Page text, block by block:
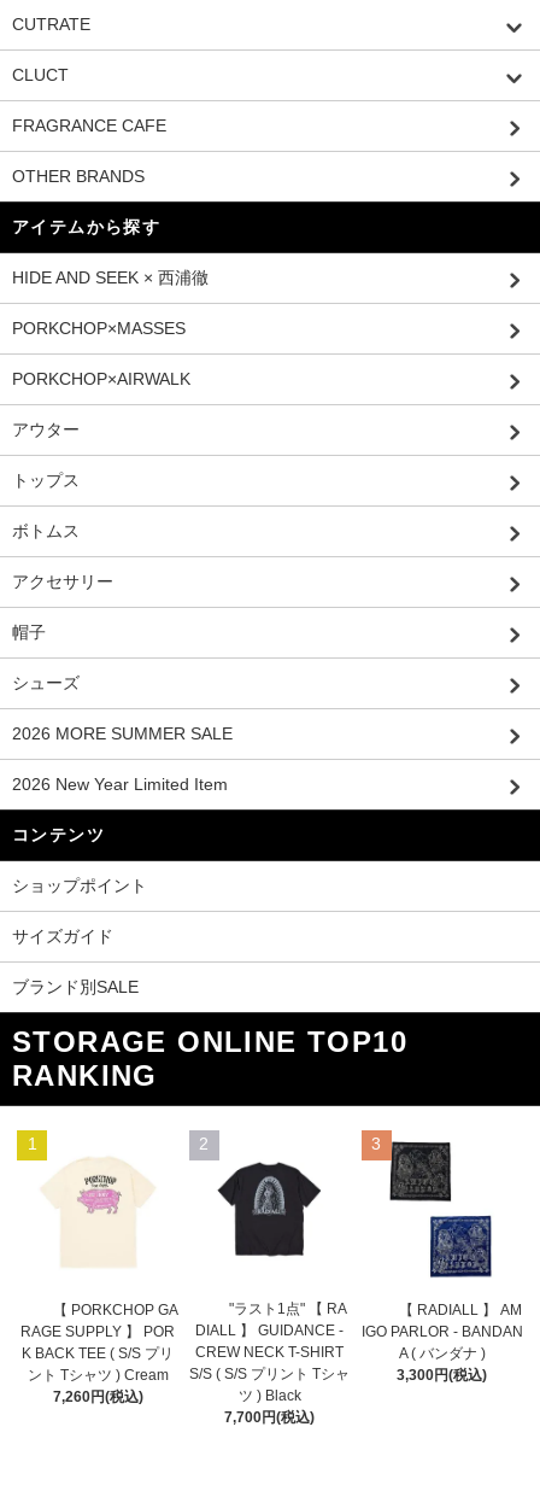
CUTRATE
CLUCT
FRAGRANCE CAFE
OTHER BRANDS
アイテムから探す
HIDE AND SEEK × 西浦徹
PORKCHOP×MASSES
PORKCHOP×AIRWALK
アウター
トップス
ボトムス
アクセサリー
帽子
シューズ
2026 MORE SUMMER SALE
2026 New Year Limited Item
コンテンツ
ショップポイント
サイズガイド
ブランド別SALE
STORAGE ONLINE TOP10
RANKING
1
【 PORKCHOP GA
RAGE SUPPLY 】 POR
K BACK TEE ( S/S プリ
ント Tシャツ ) Cream
7,260円(税込)
2
"ラスト1点" 【 RA
DIALL 】 GUIDANCE -
CREW NECK T-SHIRT
S/S ( S/S プリント Tシャ
ツ ) Black
7,700円(税込)
3
【 RADIALL 】 AM
IGO PARLOR - BANDAN
A ( バンダナ )
3,300円(税込)